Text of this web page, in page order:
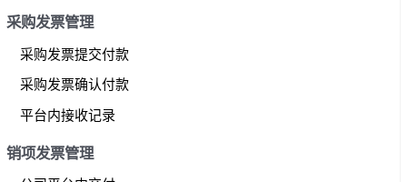
采购发票管理
采购发票提交付款
采购发票确认付款
平台内接收记录
销项发票管理